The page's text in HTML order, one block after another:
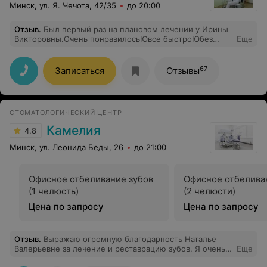
Минск, ул. Я. Чечота, 42/35 до 20:00
Отзыв. Был первый раз на плановом лечении у Ирины
Викторовны.Очень понравилосьЮвсе быстроЮбез
современная.Рекомендую.
Еще
Записаться Отзывы67
СТОМАТОЛОГИЧЕСКИЙ ЦЕНТР
4.8 Камелия
Минск, ул. Леонида Беды, 26 до 21:00
Офисное отбеливание зубов
(1 челюсть)
Цена по запросу
Офисное
(2 челюсти)
Цена по запросу
Отзыв. Выражаю огромную благодарность Наталье
Валерьевне за лечение и реставрацию зубов. Я очень
Еще